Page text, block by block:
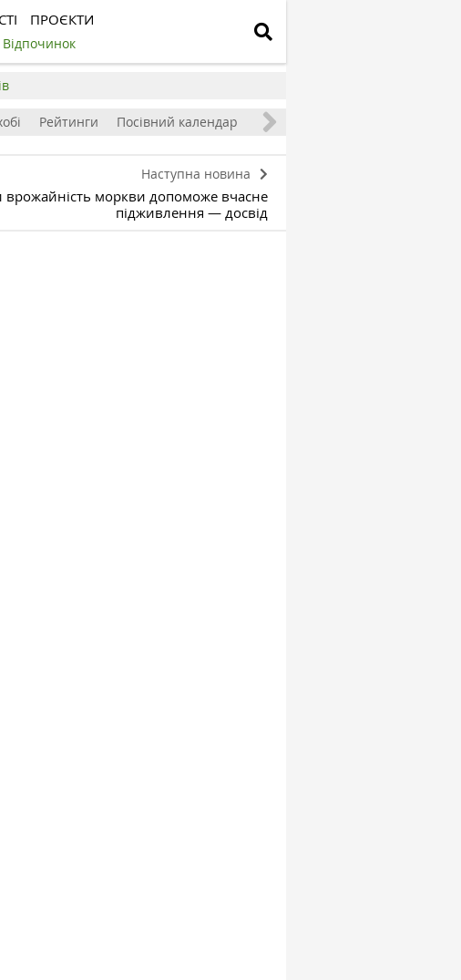
ПРОЄКТИ
Відпочинок
Рейтинги Посівний календар
Наступна новина
моркви допоможе вчасне
підживлення — досвід